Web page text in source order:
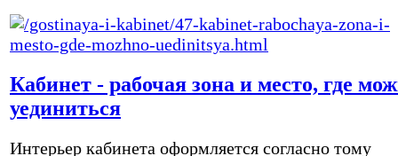
Кабинет - рабочая зона и место, где
уединиться
Интерьер кабинета оформляется согласно тому